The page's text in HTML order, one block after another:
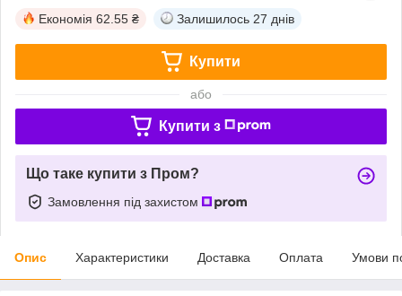
Економія 62.55 ₴ Залишилось 27 днів
Купити
або
Купити з
Що таке купити з Пром?
Замовлення під захистом
Опис Характеристики Доставка Оплата Умови